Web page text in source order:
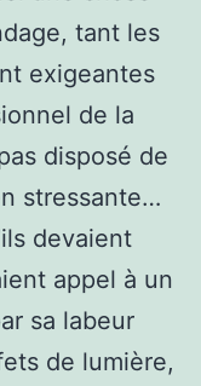
tant les
exigeantes
de la
disposé de
stressante…
devaient
appel à un
sa labeur
de lumière,